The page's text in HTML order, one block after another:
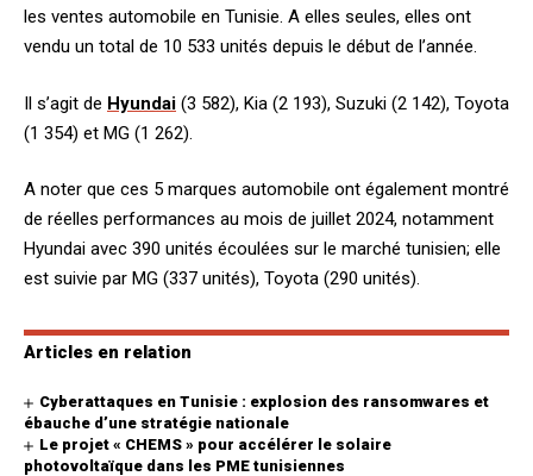
les ventes automobile en Tunisie. A elles seules, elles ont
vendu un total de 10 533 unités depuis le début de l’année.
Il s’agit de Hyundai (3 582), Kia (2 193), Suzuki (2 142), Toyota
(1 354) et MG (1 262).
A noter que ces 5 marques automobile ont également montré
de réelles performances au mois de juillet 2024, notamment
Hyundai avec 390 unités écoulées sur le marché tunisien; elle
est suivie par MG (337 unités), Toyota (290 unités).
Articles en relation
Cyberattaques en Tunisie : explosion des ransomwares et
ébauche d’une stratégie nationale
Le projet « CHEMS » pour accélérer le solaire
photovoltaïque dans les PME tunisiennes